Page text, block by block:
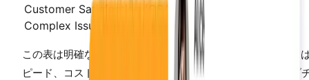
Customer Satisfaction (CSAT)
75-82%
Complex Issue Resolution
70-85% automated
この表は明確なパターンを示しています。AIチャットボット
ピード、コスト、可用性、拡張性で優位に立ちます。ライブ